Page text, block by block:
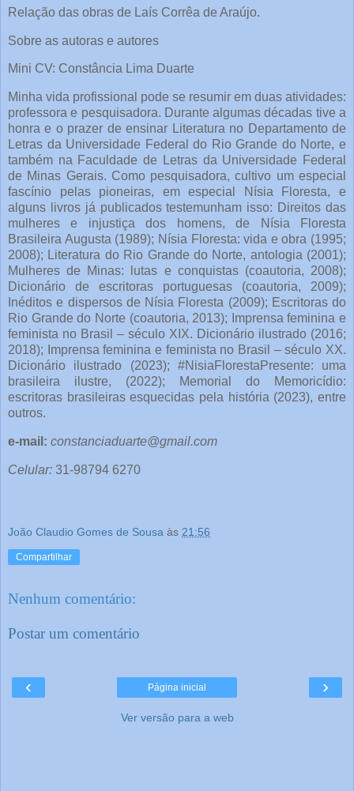
Relação das obras de Laís Corrêa de Araújo.
Sobre as autoras e autores
Mini CV: Constância Lima Duarte
Minha vida profissional pode se resumir em duas atividades:
professora e pesquisadora. Durante algumas décadas tive a
honra e o prazer de ensinar Literatura no Departamento de
Letras da Universidade Federal do Rio Grande do Norte, e
também na Faculdade de Letras da Universidade Federal
de Minas Gerais. Como pesquisadora, cultivo um especial
fascínio pelas pioneiras, em especial Nísia Floresta, e
alguns livros já publicados testemunham isso: Direitos das
mulheres e injustiça dos homens, de Nísia Floresta
Brasileira Augusta (1989); Nísia Floresta: vida e obra (1995;
2008); Literatura do Rio Grande do Norte, antologia (2001);
Mulheres de Minas: lutas e conquistas (coautoria, 2008);
Dicionário de escritoras portuguesas (coautoria, 2009);
Inéditos e dispersos de Nísia Floresta (2009); Escritoras do
Rio Grande do Norte (coautoria, 2013); Imprensa feminina e
feminista no Brasil – século XIX. Dicionário ilustrado (2016;
2018); Imprensa feminina e feminista no Brasil – século XX.
Dicionário ilustrado (2023); #NisiaFlorestaPresente: uma
brasileira ilustre, (2022); Memorial do Memoricídio:
escritoras brasileiras esquecidas pela história (2023), entre
outros.
e-mail: constanciaduarte@gmail.com
Celular: 31-98794 6270
João Claudio Gomes de Sousa às 21:56
Compartilhar
Nenhum comentário:
Postar um comentário
‹ ›
Página inicial
Ver versão para a web